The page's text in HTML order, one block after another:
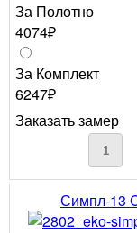
За Полотно
4074₽
За Комплект
6247₽
Заказать замер
Симпл-13